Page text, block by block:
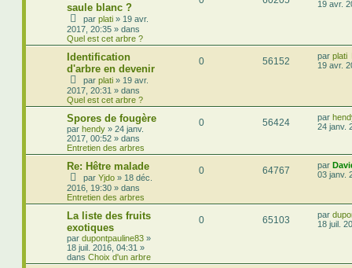
saule blanc ?
par plati » 19 avr.
2017, 20:35 » dans
Quel est cet arbre ?
19 avr.
Identification
d'arbre en devenir
par plati » 19 avr.
2017, 20:31 » dans
Quel est cet arbre ?
0 56152 par plati
19 avr.
Spores de fougère
par hendy » 24 janv.
2017, 00:52 » dans
Entretien des arbres
0 56424 par
24 janv.
Re: Hêtre malade
par Yjdo » 18 déc.
2016, 19:30 » dans
Entretien des arbres
0 64767 par
03 janv.
La liste des fruits
exotiques
par dupontpauline83 »
18 juil. 2016, 04:31 »
dans Choix d'un arbre
0 65103 par
18 juil.